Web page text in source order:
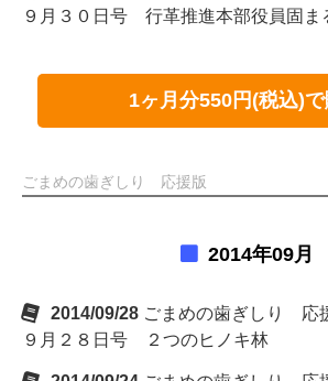
９月３０日号 行革推進本部役員固ま
1ヶ月分550円(税込)
ごまめの歯ぎしり 応援版
2014年09月
2014/09/28 ごまめの歯ぎしり 応
９月２８日号 ２つのヒノキ林